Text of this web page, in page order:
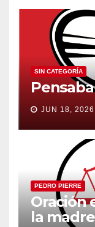
SIN CATEGORÍA
JUN 18, 2026
PEDRO PIERRE
Oración
la madre